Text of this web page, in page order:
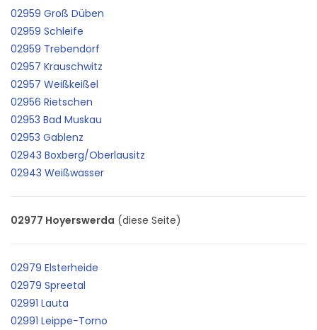
02959 Groß Düben
02959 Schleife
02959 Trebendorf
02957 Krauschwitz
02957 Weißkeißel
02956 Rietschen
02953 Bad Muskau
02953 Gablenz
02943 Boxberg/Oberlausitz
02943 Weißwasser
02977 Hoyerswerda (diese Seite)
02979 Elsterheide
02979 Spreetal
02991 Lauta
02991 Leippe-Torno